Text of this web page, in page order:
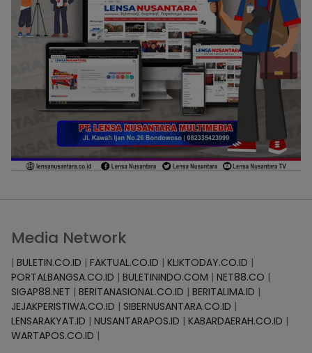
Media Network
| BULETIN.CO.ID | FAKTUAL.CO.ID | KLIKTODAY.CO.ID |
PORTALBANGSA.CO.ID | BULETININDO.COM | NET88.CO |
SIGAP88.NET | BERITANASIONAL.CO.ID | BERITALIMA.ID |
JEJAKPERISTIWA.CO.ID | SIBERNUSANTARA.CO.ID |
LENSARAKYAT.ID | NUSANTARAPOS.ID | KABARDAERAH.CO.ID |
WARTAPOS.CO.ID |